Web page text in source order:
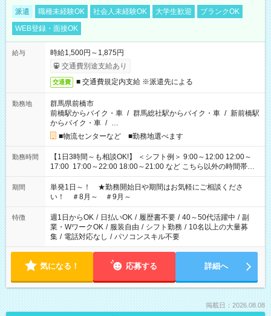
派遣 職種未経験OK 社会人未経験OK 大学生歓迎
ブランクOK
WEB登録・面接OK
給与
時給1,500円～1,875円
交通費別途支給あり
交通費 ■ 交通費規定内支給 ※派遣先による
勤務地
群馬県前橋市
前橋駅からバイク・車 / 群馬総社駅からバイク・車 / 新前橋駅
からバイク・車 / …
■物流センターなど ■勤務地選べます
勤務時間
【1日3時間～も相談OK!】 ＜シフト例＞ 9:00～12:00 12:00～
17:00 17:00～22:00 18:00～21:00 など こちら以外の時間帯も
お気軽にご相談ください！
期間
単発1日～！ ★勤務開始日や期間はお気軽にご相談くださ
い！ ＃8月～ ＃9月～
特徴 週1日からOK / 日払いOK / 履歴書不要 / 40～50代活躍中 / 副
業・WワークOK / 服装自由 / シフト勤務 / 10名以上の大量募
集 / 電話対応なし / パソコンスキル不要
気になる！ 応募する 詳細へ
掲載日：2026.08.08